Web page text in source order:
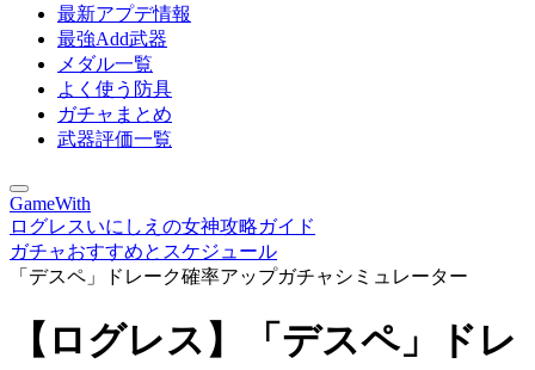
最新アプデ情報
最強Add武器
メダル一覧
よく使う防具
ガチャまとめ
武器評価一覧
GameWith
ログレスいにしえの女神攻略ガイド
ガチャおすすめとスケジュール
「デスペ」ドレーク確率アップガチャシミュレーター
【ログレス】「デスペ」ドレ